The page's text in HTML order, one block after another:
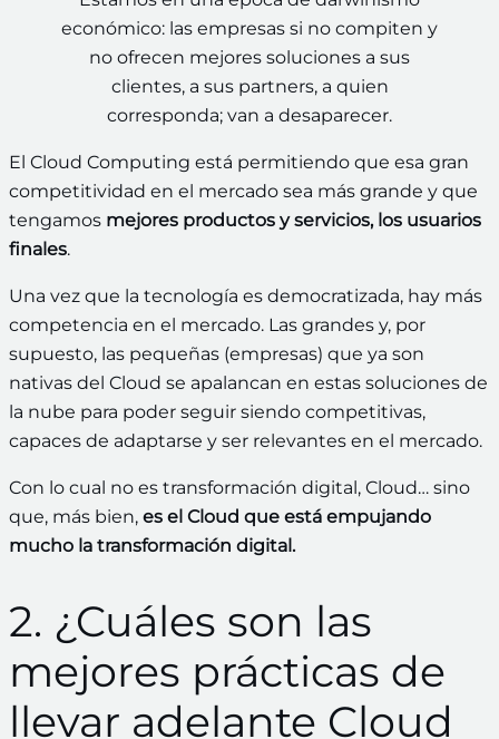
económico: las empresas si no compiten y
no ofrecen mejores soluciones a sus
clientes, a sus partners, a quien
corresponda; van a desaparecer.
El Cloud Computing está permitiendo que esa gran
competitividad en el mercado sea más grande y que
tengamos mejores productos y servicios, los usuarios
finales.
Una vez que la tecnología es democratizada, hay más
competencia en el mercado. Las grandes y, por
supuesto, las pequeñas (empresas) que ya son
nativas del Cloud se apalancan en estas soluciones de
la nube para poder seguir siendo competitivas,
capaces de adaptarse y ser relevantes en el mercado.
Con lo cual no es transformación digital, Cloud… sino
que, más bien, es el Cloud que está empujando
mucho la transformación digital.
2. ¿Cuáles son las
mejores prácticas de
llevar adelante Cloud